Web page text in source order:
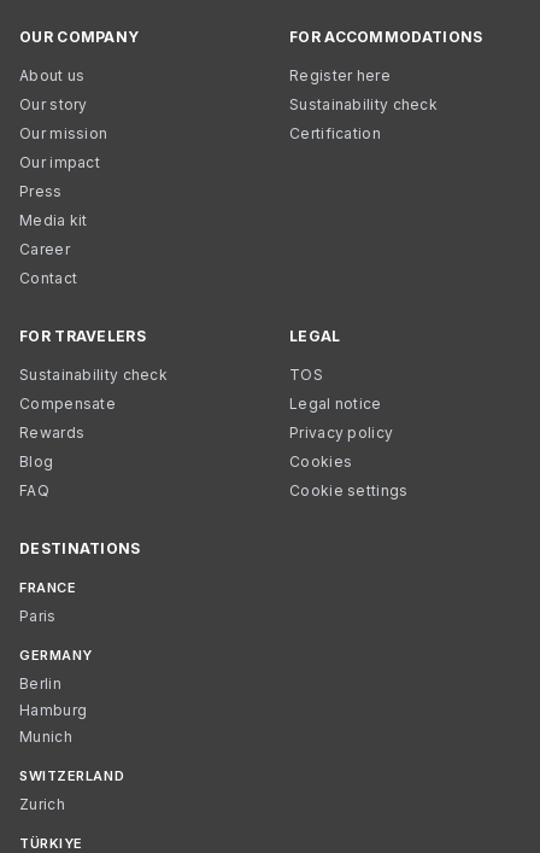
OUR COMPANY
About us
Our story
Our mission
Our impact
Press
Media kit
Career
Contact
FOR ACCOMMODATIONS
Register here
Sustainability check
Certification
FOR TRAVELERS
Sustainability check
Compensate
Rewards
Blog
FAQ
LEGAL
TOS
Legal notice
Privacy policy
Cookies
Cookie settings
DESTINATIONS
FRANCE
Paris
GERMANY
Berlin
Hamburg
Munich
SWITZERLAND
Zurich
TÜRKIYE